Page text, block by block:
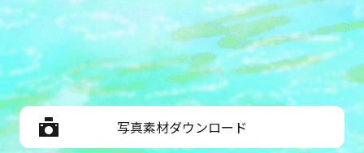
写真素材ダウンロード